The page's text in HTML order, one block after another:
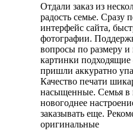
Отдали заказ из
радость семье. Сразу
интерфейс сайта,
фотографии.
вопросы по размеру и
картинки
пришли аккуратно
Качество печати
насыщенные. Семья в
новогоднее
заказывать еще.
оригинальные